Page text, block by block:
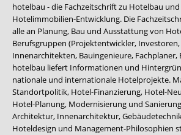
hotelbau - die Fachzeitschrift zu Hotelbau
Hotelimmobilien-Entwicklung. Die
alle an Planung, Bau und Ausstattung von
Berufsgruppen (Projektentwickler,
Innenarchitekten, Bauingenieure,
hotelbau liefert Informationen und
nationale und internationale Hotelprojekte.
Standortpolitik, Hotel-Finanzierung, Hotel-
Hotel-Planung, Modernisierung und
Architektur, Innenarchitektur,
Hoteldesign und Management-Philosophien